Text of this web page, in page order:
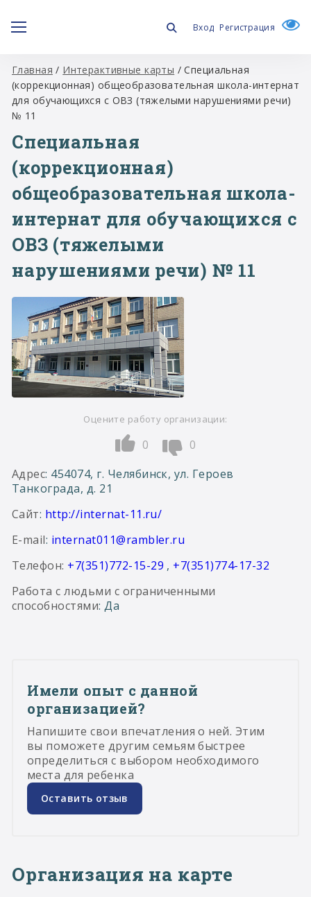
Вход Регистрация
Главная / Интерактивные карты / Специальная
(коррекционная) общеобразовательная школа-интернат
для обучающихся с ОВЗ (тяжелыми нарушениями речи)
№ 11
Специальная
(коррекционная)
общеобразовательная школа-
интернат для обучающихся с
ОВЗ (тяжелыми
нарушениями речи) № 11
Оцените работу организации:
0
0
Адрес: 454074, г. Челябинск, ул. Героев
Танкограда, д. 21
Сайт: http://internat-11.ru/
E-mail: internat011@rambler.ru
Телефон: +7(351)772-15-29 , +7(351)774-17-32
Работа с людьми с ограниченными
способностями: Да
Имели опыт с данной
организацией?
Напишите свои впечатления о ней. Этим
вы поможете другим семьям быстрее
определиться с выбором необходимого
места для ребенка
Оставить отзыв
Организация на карте